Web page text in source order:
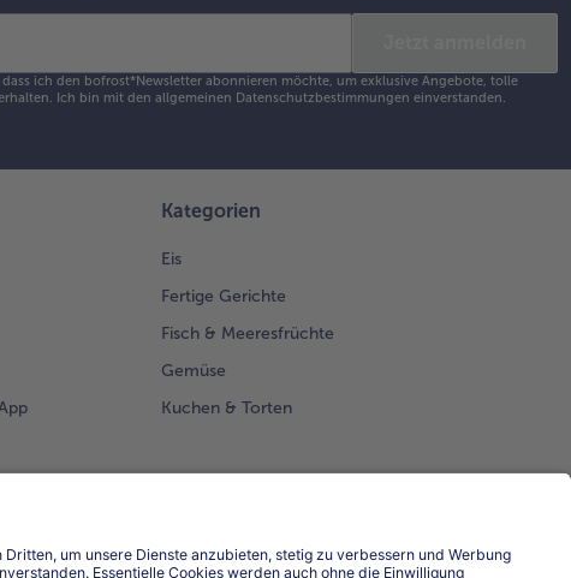
ich den bofrost*Newsletter abonnieren möchte, um exklusive Angebote, tolle
Ich bin mit den allgemeinen Datenschutzbestimmungen einverstanden.
Kategorien
Eis
Fertige Gerichte
Fisch & Meeresfrüchte
Gemüse
Kuchen & Torten